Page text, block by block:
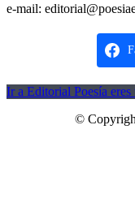
e-mail:
Ir a Editorial Poesía eres
©